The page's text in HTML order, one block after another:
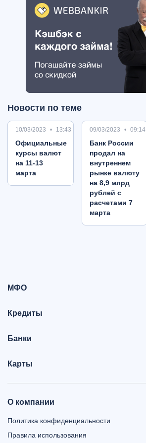
Новости по теме
10/03/2023 13:43
Oфициальные
курсы валют
на 11-13
марта
09/03/2023 09:14
Банк России
продал на
внутреннем
рынке валюту
на 8,9 млрд
рублей с
расчетами 7
марта
МФО
Кредиты
Банки
Карты
О компании
Политика конфиденциальности
Правила использования